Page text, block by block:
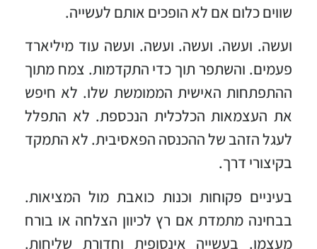
שווים כלום אם לא הופכים אותם לעשייה.
ועשה. ועשה. ועשה. ועשה. ועשה עוד מיליארד
פעמים. והשתפר תוך כדי התקדמות. צמח מתוך
ההתפתחות האישית הממומשת שלו. לא חיפש
את העצמאות הכלכלית הנכספת. לא התפלל
לעגל הזהב של ההכנסה הפאסיבית. לא התמקד
בקיצורי דרך.
בעיניים פקוחות וכנות כואבת מול המציאות.
בבחינה מתמדת אם רץ לכיוון הצלחה או בורח
מעצמו. בעשייה אינסופית וחדורת שליחות.